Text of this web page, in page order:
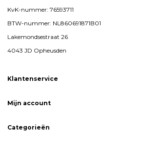
KvK-nummer: 76593711
BTW-nummer: NL860691871B01
Lakemondsestraat 26
4043 JD Opheusden
Klantenservice
Mijn account
Categorieën